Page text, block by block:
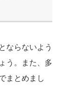
ならないよう
う。また、多
まとめまし